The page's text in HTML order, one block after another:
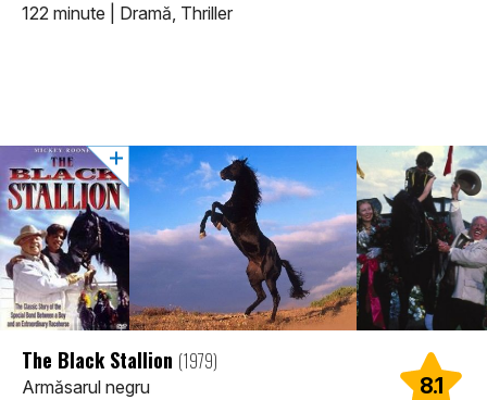
122 minute
Dramă, Thriller
8.1
The Black Stallion (1979)
Armăsarul negru